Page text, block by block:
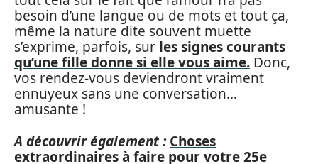
besoin d’une langue ou de mots et tout ça,
même la nature dite souvent muette
s’exprime, parfois, sur les signes courants
qu’une fille donne si elle vous aime. Donc,
vos rendez-vous deviendront vraiment
ennuyeux sans une conversation…
amusante !
A découvrir également : Choses
extraordinaires à faire pour votre 25e